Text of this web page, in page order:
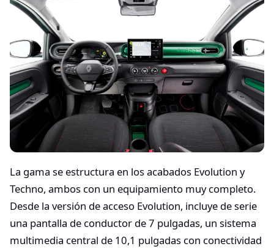
La gama se estructura en los acabados Evolution y
Techno, ambos con un equipamiento muy completo.
Desde la versión de acceso Evolution, incluye de serie
una pantalla de conductor de 7 pulgadas, un sistema
multimedia central de 10,1 pulgadas con conectividad